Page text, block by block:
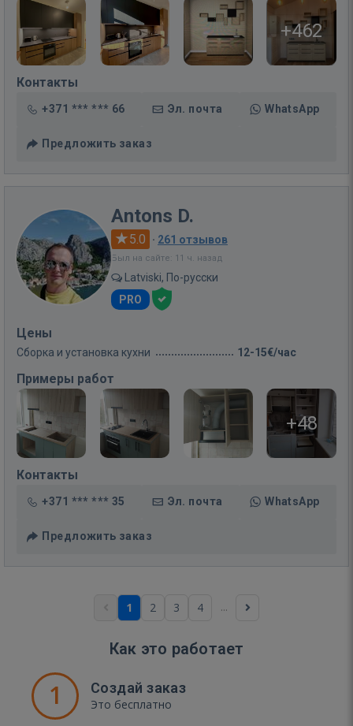
+462
Контакты
+371 *** *** 66 Эл. почта WhatsApp
Предложить заказ
Antons D.
5.0 · 261 отзывов
Был на сайте: 11 ч. назад
Latviski, По-русски
PRO
Цены
Сборка и установка кухни 12-15€/час
Примеры работ
+48
Контакты
+371 *** *** 35 Эл. почта WhatsApp
Предложить заказ
1 2 3 4 ...
Как это работает
1 Создай заказ
Это бесплатно